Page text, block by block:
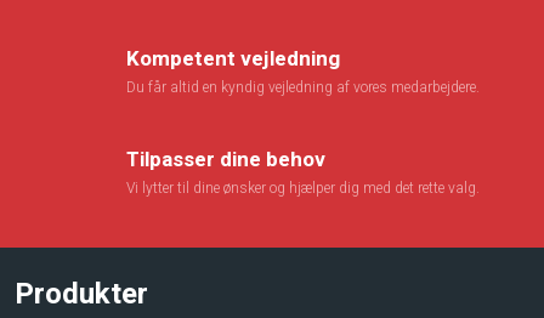
Kompetent vejledning
Du får altid en kyndig vejledning af vores medarbejdere.
​Tilpasser dine behov
Vi lytter til dine ønsker og hjælper dig med det rette valg.
Produkter